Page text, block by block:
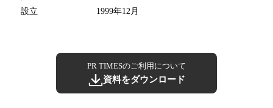
設立
1999年12月
PR TIMESのご利用について
資料をダウンロード